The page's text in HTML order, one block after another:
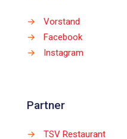
→
Vorstand
→
Facebook
→
Instagram
Partner
→ TSV Restaurant